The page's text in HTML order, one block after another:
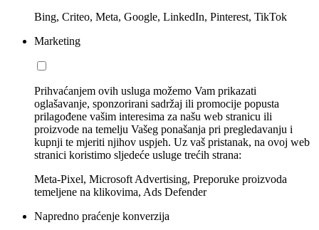
Bing, Criteo, Meta, Google, LinkedIn, Pinterest, TikTok
Marketing
Prihvaćanjem ovih usluga možemo Vam prikazati
oglašavanje, sponzorirani sadržaj ili promocije popusta
prilagođene vašim interesima za našu web stranicu ili
proizvode na temelju Vašeg ponašanja pri pregledavanju i
kupnji te mjeriti njihov uspjeh. Uz vaš pristanak, na ovoj web
stranici koristimo sljedeće usluge trećih strana:
Meta-Pixel, Microsoft Advertising, Preporuke proizvoda
temeljene na klikovima, Ads Defender
Napredno praćenje konverzija